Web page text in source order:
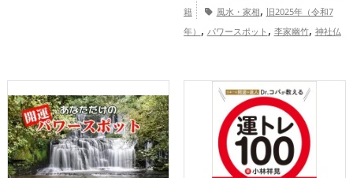
籍
風水・家相, 旧2025年（令和7
年） , パワースポット , 李家幽竹, 神社仏
滋賀県,甲信越地方,広島県
,茨城県, 大分県,東海地方
中国地方,九州地方
金運アップ,仕事運アップ
運・家族運アップ,総合運・全体運アッ